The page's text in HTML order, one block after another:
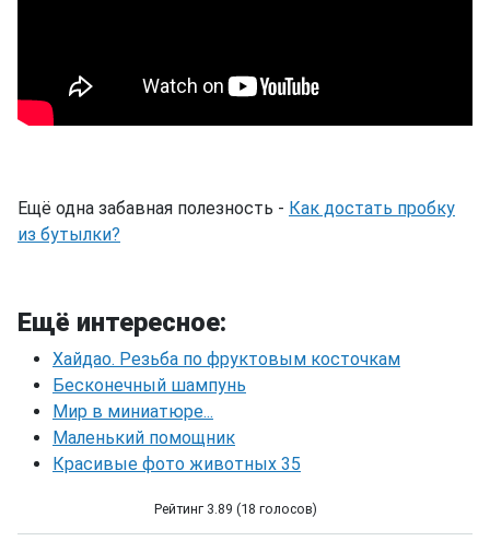
Ещё одна забавная полезность - Как достать пробку
из бутылки?
Ещё интересное:
Хайдао. Резьба по фруктовым косточкам
Бесконечный шампунь
Мир в миниатюре...
Маленький помощник
Красивые фото животных 35
Рейтинг 3.89 (18 голосов)